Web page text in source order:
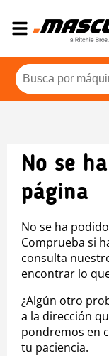
No se
página
No se ha
Comprueba si
consulta
encontrar lo
¿Algún otro
a la dirección
pondremos en
tu paciencia.